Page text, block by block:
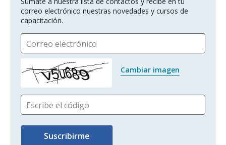
correo electrónico nuestras novedades y cursos de
capacitación.
Correo electrónico
Cambiar imagen
Escribe el código